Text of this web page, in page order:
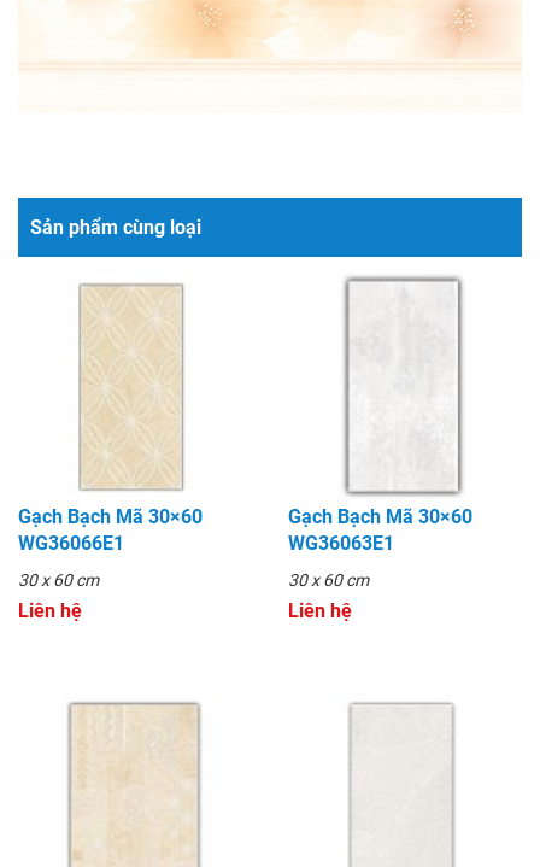
Sản phẩm cùng loại
Gạch Bạch Mã 30×60
WG36066E1
30 x 60 cm
Liên hệ
Gạch Bạch Mã 30×60
WG36063E1
30 x 60 cm
Liên hệ